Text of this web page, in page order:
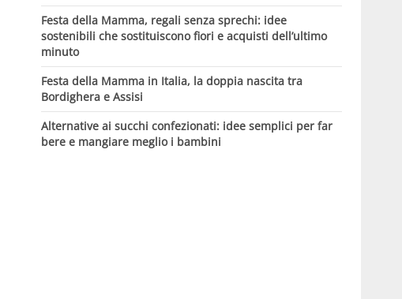
Festa della Mamma, regali senza sprechi: idee
sostenibili che sostituiscono fiori e acquisti dell’ultimo
minuto
Festa della Mamma in Italia, la doppia nascita tra
Bordighera e Assisi
Alternative ai succhi confezionati: idee semplici per far
bere e mangiare meglio i bambini